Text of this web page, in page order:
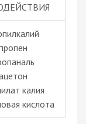
калия
кислота